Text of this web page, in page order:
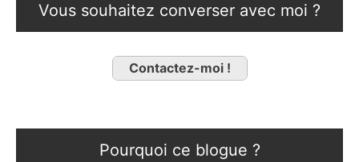
Vous souhaitez converser avec moi ?
Contactez-moi !
Pourquoi ce blogue ?